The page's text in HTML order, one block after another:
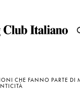
CHE FANNO PARTE DI